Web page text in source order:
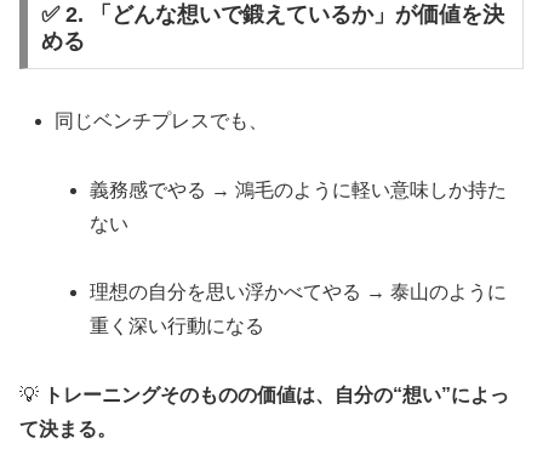
✅ 2. 「どんな想いで鍛えているか」が価値を決
める
同じベンチプレスでも、
義務感でやる → 鴻毛のように軽い意味しか持た
ない
理想の自分を思い浮かべてやる → 泰山のように
重く深い行動になる
💡
トレーニングそのものの価値は、自分の“想い”によっ
て決まる。